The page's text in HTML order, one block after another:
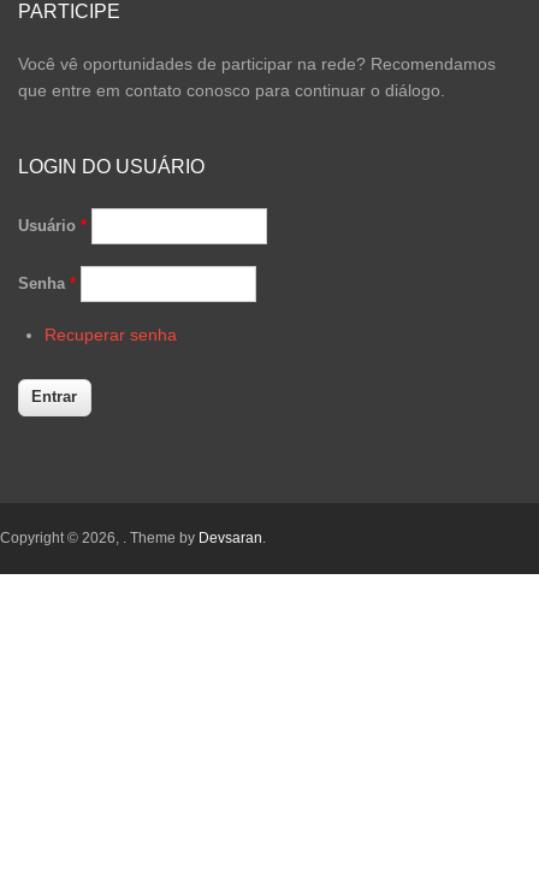
PARTICIPE
Você vê oportunidades de participar na rede? Recomendamos
que entre em contato conosco para continuar o diálogo.
LOGIN DO USUÁRIO
Usuário *
Senha *
Recuperar senha
Copyright © 2026, . Theme by Devsaran.